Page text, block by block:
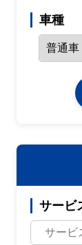
車種
サービ